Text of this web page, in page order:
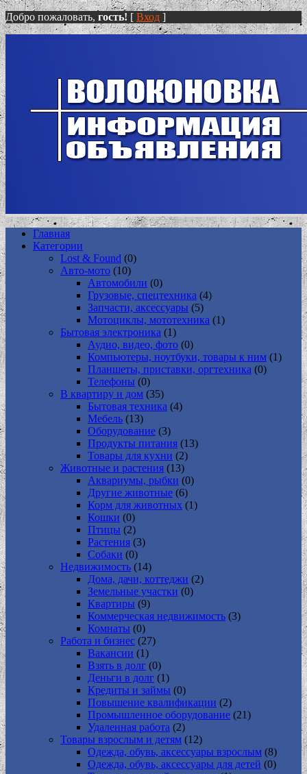
Добро пожаловать, гость! [ Вход ]
Главная
Категории
Lost & Found (0)
Авто-мото (10)
Автомобили (0)
Грузовые, спецтехника (4)
Запчасти, аксессуары (5)
Мотоциклы, мототехника (1)
Бытовая электроника (1)
Аудио, видео, фото (0)
Компьютеры, ноутбуки, товары к ним (1)
Планшеты, приставки, оргтехника (0)
Телефоны (0)
В квартиру и дом (35)
Бытовая техника (4)
Мебель (13)
Оборудование (3)
Продукты питания (13)
Товары для кухни (2)
Животные и растения (13)
Аквариумы, рыбки (0)
Другие животные (6)
Корм для животных (1)
Кошки (0)
Птицы (2)
Растения (3)
Собаки (0)
Недвижимость (14)
Дома, дачи, коттеджи (2)
Земельные участки (0)
Квартиры (9)
Коммерческая недвижимость (3)
Комнаты (0)
Работа и бизнес (27)
Вакансии (1)
Взять в долг (0)
Деньги в долг (1)
Кредиты и займы (0)
Повышение квалификации (2)
Промышленное оборудование (21)
Удаленная работа (2)
Товары взрослым и детям (12)
Одежда, обувь, аксессуары взрослым (8)
Одежда, обувь, аксессуары для детей (0)